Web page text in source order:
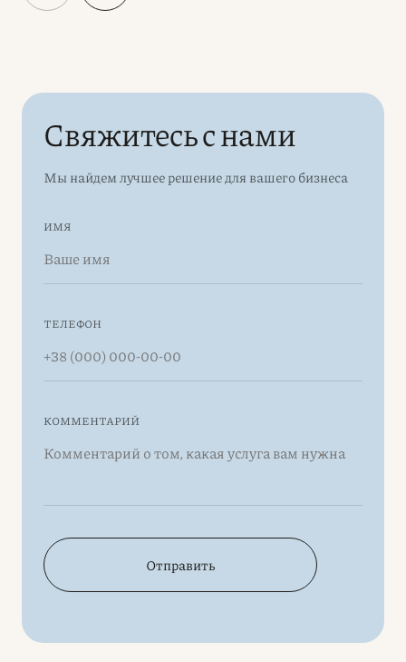
Свяжитесь с нами
Мы найдем лучшее решение для вашего бизнеса
ИМЯ
ТЕЛЕФОН
КОММЕНТАРИЙ
Отправить